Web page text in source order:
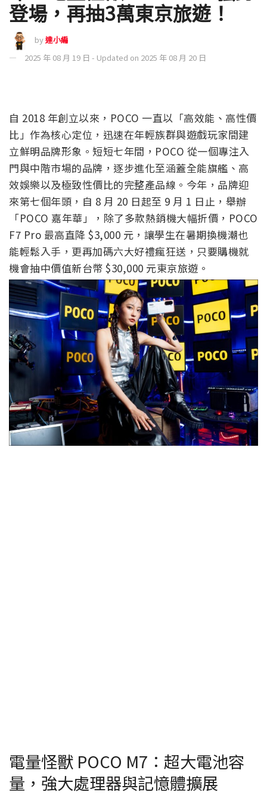
登場，再抽3萬東京旅遊！
by達小編
2025 年 08 月 19 日 - Updated on 2025 年 08 月 20 日
自 2018 年創立以來，POCO 一直以「高效能、高性價
比」作為核心定位，迅速在年輕族群與遊戲玩家間建
立鮮明品牌形象。短短七年間，POCO 從一個專注入
門與中階市場的品牌，逐步進化至涵蓋全能旗艦、高
效娛樂以及極致性價比的完整產品線。今年，品牌迎
來第七個年頭，自 8 月 20 日起至 9 月 1 日止，舉辦
「POCO 嘉年華」，除了多款熱銷機大幅折價， POCO
F7 Pro 最高直降 $3,000 元，讓學生在暑期換機潮也
能輕鬆入手，更再加碼六大好禮瘋狂送， 只要購機就
機會抽中價值新台幣 $30,000 元東京旅遊。
電量怪獸 POCO M7：超大電池容
量，強大處理器與記憶體擴展